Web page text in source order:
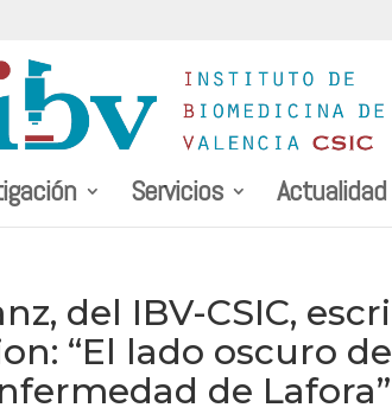
Servicios Actualidad
del IBV-CSIC,
“El lado oscuro
de Lafora”